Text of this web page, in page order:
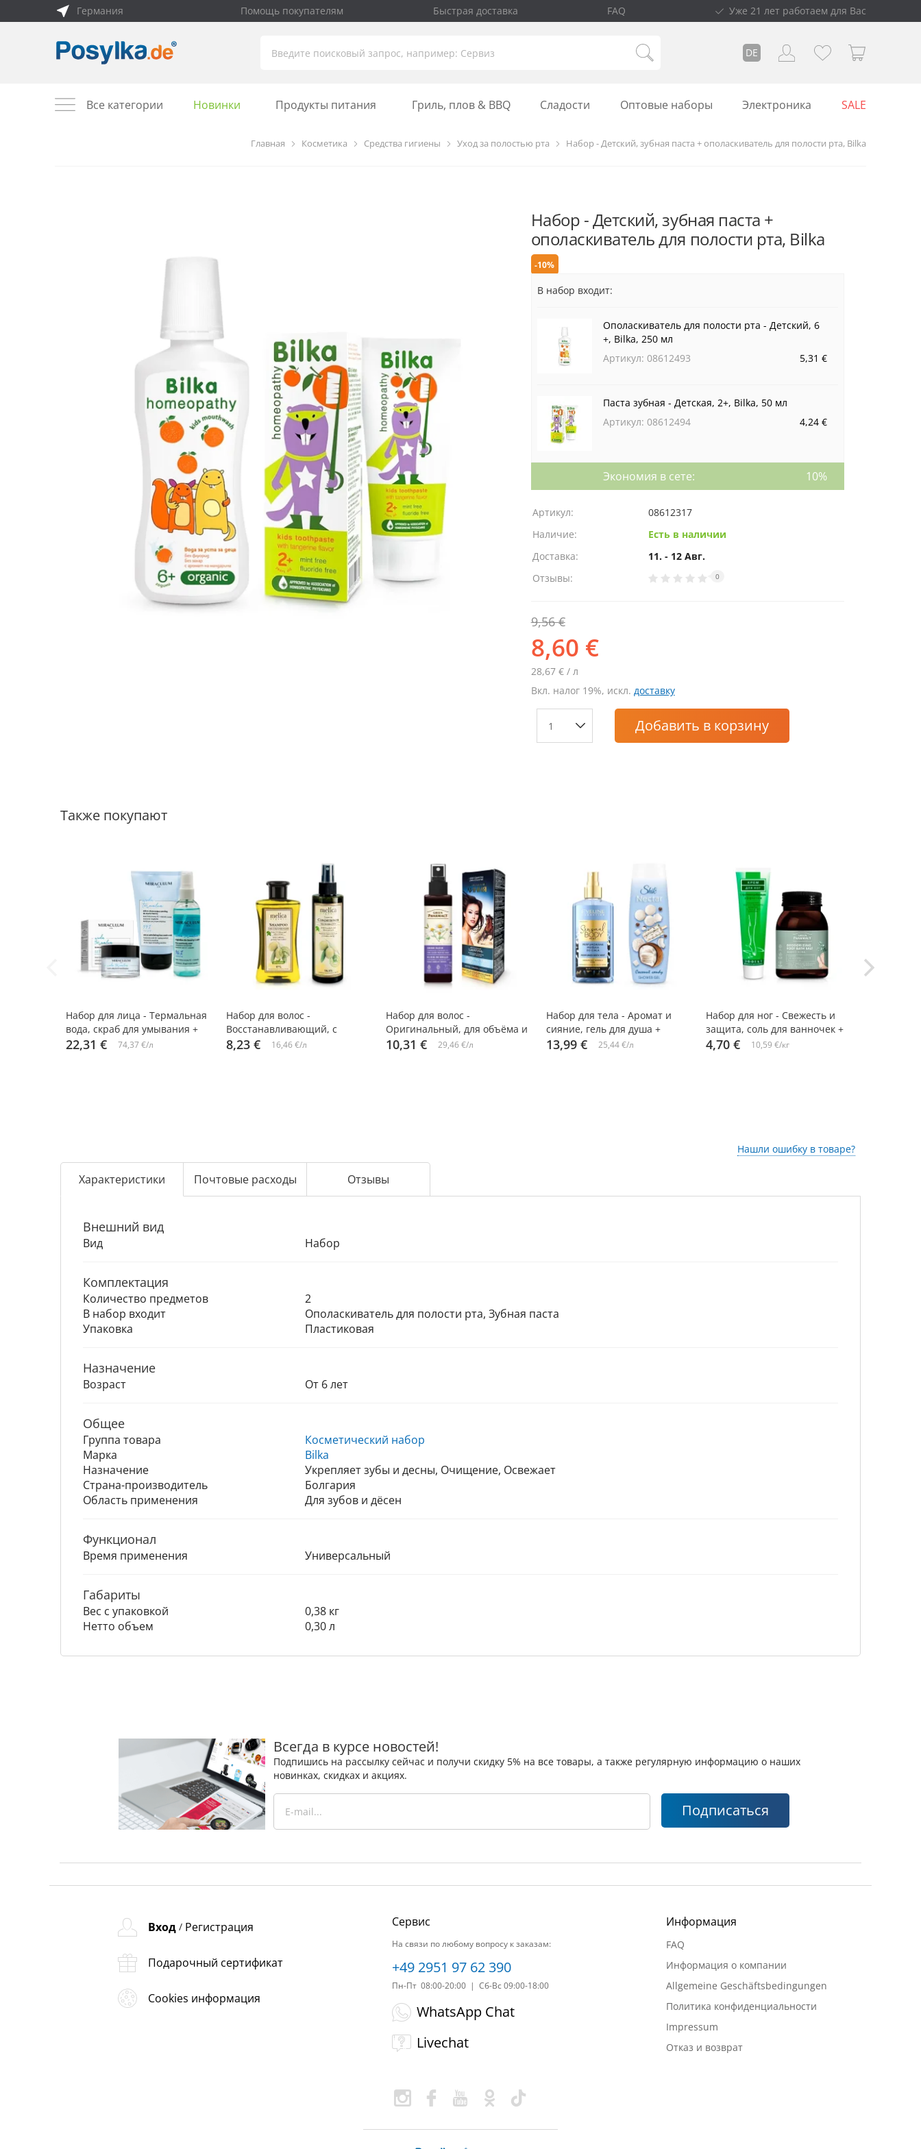
Германия Помощь покупателям Быстрая доставка FAQ Уже 21 лет работаем для Вас
DE
Все категории Новинки Продукты питания Гриль, плов & BBQ Сладости Оптовые наборы Электроника SALE
Главная Косметика Средства гигиены Уход за полостью рта Набор - Детский, зубная паста + ополаскиватель для полости рта, Bilka
Набор - Детский, зубная паста +
ополаскиватель для полости рта, Bilka
-10%
В набор входит:
Ополаскиватель для полости рта - Детский, 6
+, Bilka, 250 мл
Артикул: 08612493
5,31 €
Паста зубная - Детская, 2+, Bilka, 50 мл
Артикул: 08612494
4,24 €
Экономия в сете: 10%
Артикул:
08612317
Наличие:
Есть в наличии
Доставка:
11. - 12 Авг.
Отзывы:
0
9,56 €
8,60 €
28,67 € / л
Вкл. налог 19%, искл. доставку
Добавить в корзину
Также покупают
-10%
Набор для лица - Термальная
вода, скраб для умывания +
спрей-мист + крем-маска,
22,31 € 74,37 €/л
-10%
Набор для волос -
Восстанавливающий, с
оливковым маслом, шампунь +
8,23 € 16,46 €/л
-10%
Набор для волос -
Оригинальный, для объёма и
блеска, шампунь + эликсир
10,31 € 29,46 €/л
-10%
Набор для тела - Аромат и
сияние, гель для душа +
парфюмированный спрей
13,99 € 25,44 €/л
-10%
Набор для ног - Свежесть и
защита, соль для ванночек +
крем
4,70 € 10,59 €/кг
Нашли ошибку в товаре?
Характеристики Почтовые расходы Отзывы
Внешний вид
Вид Набор
Комплектация
Количество предметов
2
В набор входит
Ополаскиватель для полости рта, Зубная паста
Упаковка
Пластиковая
Назначение
Возраст От 6 лет
Общее
Группа товара
Косметический набор
Марка
Bilka
Назначение
Укрепляет зубы и десны, Очищение, Освежает
Страна-производитель
Болгария
Область применения
Для зубов и дёсен
Функционал
Время применения Универсальный
Габариты
Вес с упаковкой
0,38 кг
Нетто объем
0,30 л
Всегда в курсе новостей!
Подпишись на рассылку сейчас и получи скидку 5% на все товары, а также регулярную информацию о наших
новинках, скидках и акциях.
Подписаться
Вход / Регистрация
Подарочный сертификат
Cookies информация
Сервис
На связи по любому вопросу к заказам:
+49 2951 97 62 390
Пн-Пт 08:00-20:00 | Сб-Вс 09:00-18:00
WhatsApp Chat
Livechat
Информация
FAQ
Информация о компании
Allgemeine Geschäftsbedingungen
Политика конфиденциальности
Impressum
Отказ и возврат